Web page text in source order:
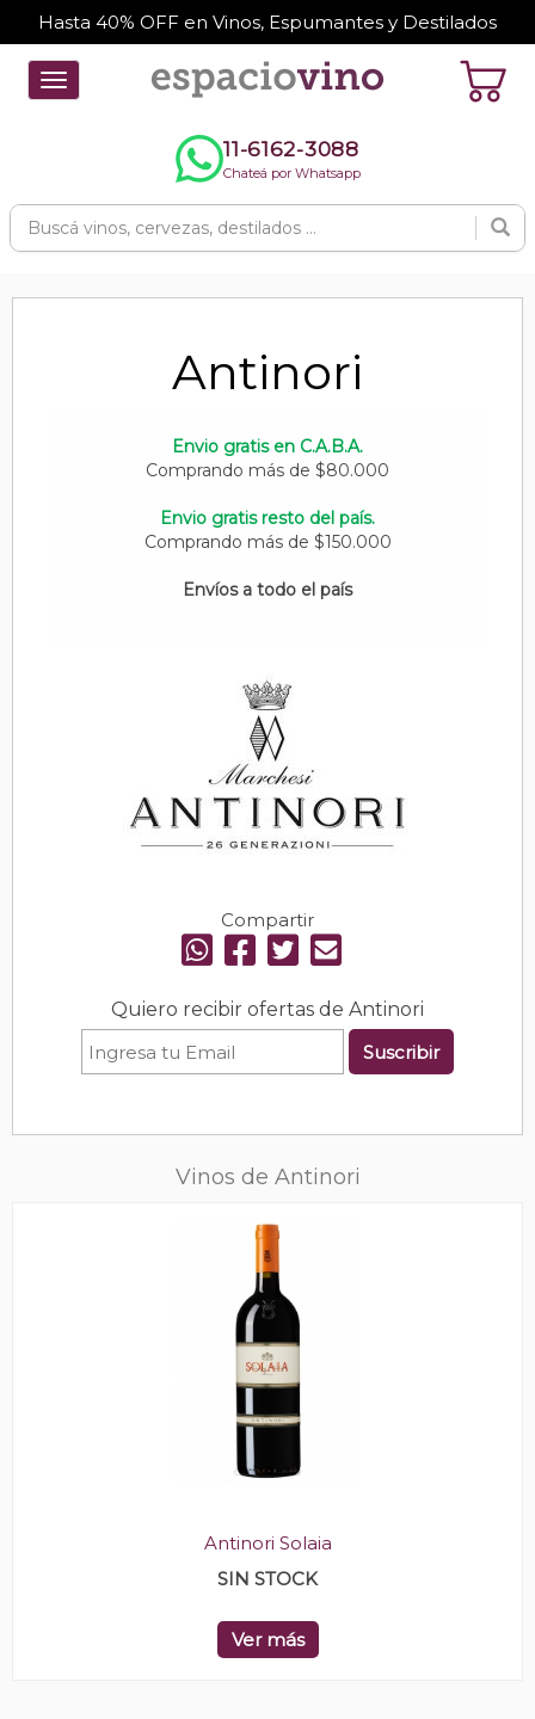
Hasta 40% OFF en Vinos, Espumantes y Destilados
Toggle
navigation
11-6162-3088
Chateá por Whatsapp
Antinori
Envio gratis en C.A.B.A.
Comprando más de $80.000
Envio gratis resto del país.
Comprando más de $150.000
Envíos a todo el país
Compartir
Quiero recibir ofertas de Antinori
Suscribir
Vinos de Antinori
Antinori Solaia
SIN STOCK
Ver más